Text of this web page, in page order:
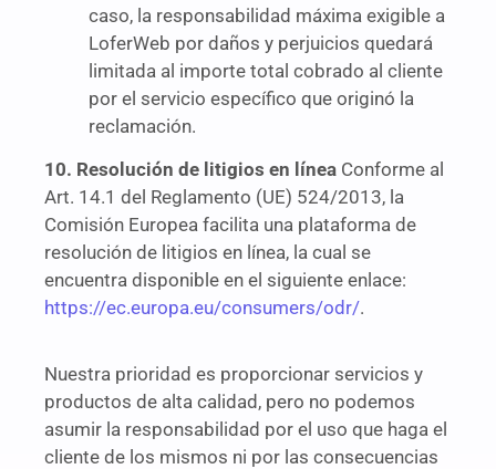
caso, la responsabilidad máxima exigible a
LoferWeb por daños y perjuicios quedará
limitada al importe total cobrado al cliente
por el servicio específico que originó la
reclamación.
10. Resolución de litigios en línea Conforme al
Art. 14.1 del Reglamento (UE) 524/2013, la
Comisión Europea facilita una plataforma de
resolución de litigios en línea, la cual se
encuentra disponible en el siguiente enlace:
https://ec.europa.eu/consumers/odr/.
Nuestra prioridad es proporcionar servicios y
productos de alta calidad, pero no podemos
asumir la responsabilidad por el uso que haga el
cliente de los mismos ni por las consecuencias